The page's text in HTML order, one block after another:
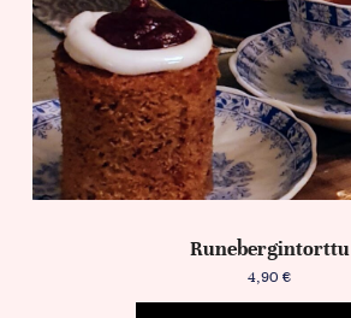
Runebergintorttu
4,90 €